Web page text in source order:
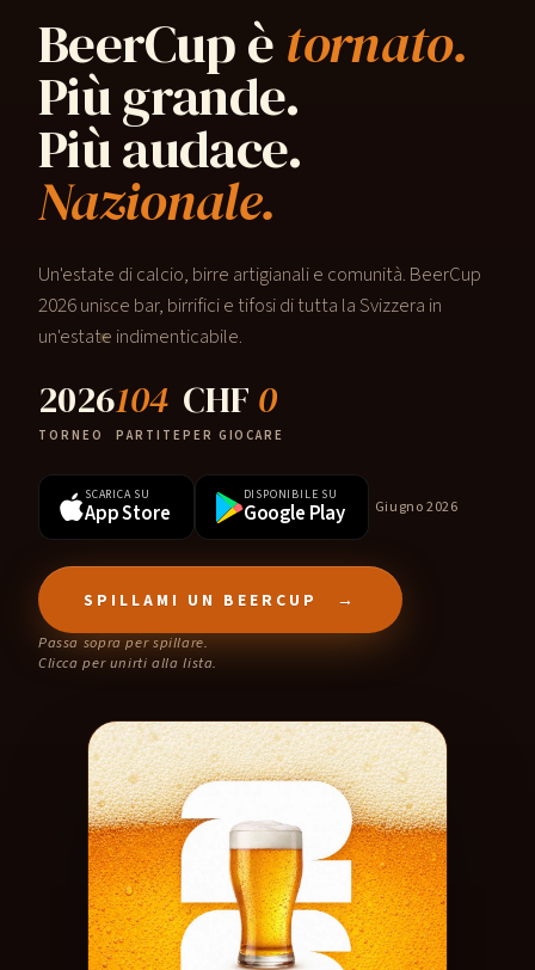
BeerCup ètornato.
Più grande.
Più audace.
Nazionale.
Un'estate di calcio, birre artigianali e comunità. BeerCup
2026 unisce bar, birrifici e tifosi di tutta la Svizzera in
un'estate indimenticabile.
2026
TORNEO
104
PARTITE
CHF 0
PER GIOCARE
SCARICA SU
App Store
DISPONIBILE SU
Google Play Giugno 2026
SPILLAMI UN BEERCUP →
Passa sopra per spillare.
Clicca per unirti alla lista.
fermentando.
App Store